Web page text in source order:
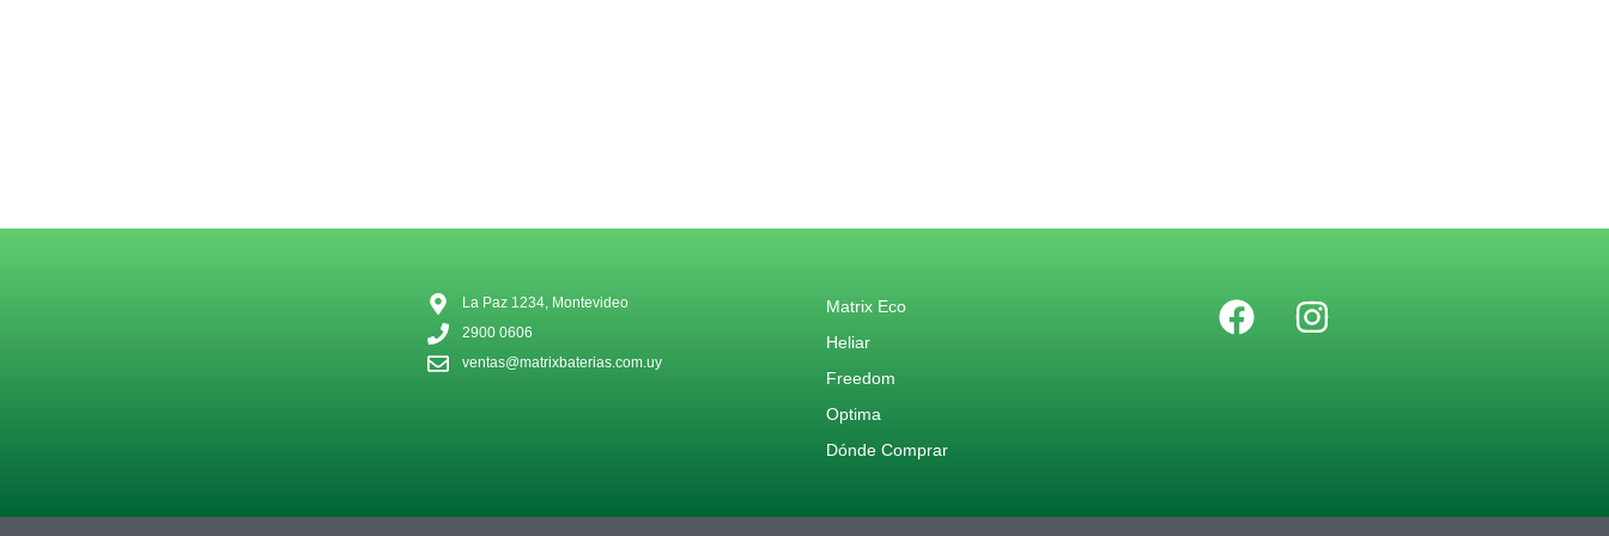
La Paz 1234, Montevideo
2900 0606
ventas@matrixbaterias.com.uy
Matrix Eco
Heliar
Freedom
Optima
Dónde Comprar